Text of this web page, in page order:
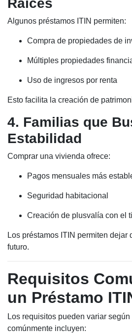
Algunos préstamos ITIN permiten:
Compra de propiedades de
Múltiples propiedades
Uso de ingresos por renta
Esto facilita la creación de
4. Familias que
Estabilidad
Comprar una vivienda ofrece:
Pagos mensuales más
Seguridad habitacional
Creación de plusvalía con el
Los préstamos ITIN permiten dejar
futuro.
Requisitos
un Préstamo
Los requisitos pueden variar
comúnmente incluyen: